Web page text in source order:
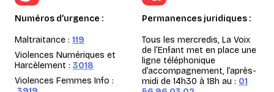
Numéros d’urgence :
Maltraitance : 119
Violences Numériques et
Harcèlement : 3018
Violences Femmes Info :
Permanences juridiques :
Tous les mercredis, La Voix
de l’Enfant met en place une
ligne téléphonique
d’accompagnement, l’après-
midi de 14h30 à 18h au : 01